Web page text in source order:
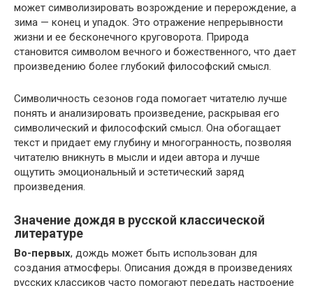
может символизировать возрождение и перерождение, а
зима — конец и упадок. Это отражение непрерывности
жизни и ее бесконечного круговорота. Природа
становится символом вечного и божественного, что дает
произведению более глубокий философский смысл.
Символичность сезонов года помогает читателю лучше
понять и анализировать произведение, раскрывая его
символический и философский смысл. Она обогащает
текст и придает ему глубину и многогранность, позволяя
читателю вникнуть в мысли и идеи автора и лучше
ощутить эмоциональный и эстетический заряд
произведения.
Значение дождя в русской классической
литературе
Во-первых, дождь может быть использован для
создания атмосферы. Описания дождя в произведениях
русских классиков часто помогают передать настроение